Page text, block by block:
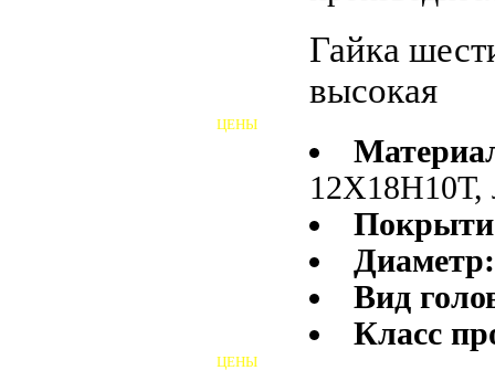
Гайка
высокая
12Х18Н10Т,
Вид
Класс
ЦЕНЫ
ЦЕНЫ